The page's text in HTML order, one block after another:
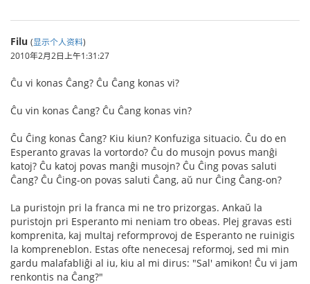
Filu (显示个人资料)
2010年2月2日上午1:31:27
Ĉu vi konas Ĉang? Ĉu Ĉang konas vi?
Ĉu vin konas Ĉang? Ĉu Ĉang konas vin?
Ĉu Ĉing konas Ĉang? Kiu kiun? Konfuziga situacio. Ĉu do en
Esperanto gravas la vortordo? Ĉu do musojn povus manĝi
katoj? Ĉu katoj povas manĝi musojn? Ĉu Ĉing povas saluti
Ĉang? Ĉu Ĉing-on povas saluti Ĉang, aŭ nur Ĉing Ĉang-on?
La puristojn pri la franca mi ne tro prizorgas. Ankaŭ la
puristojn pri Esperanto mi neniam tro obeas. Plej gravas esti
komprenita, kaj multaj reformprovoj de Esperanto ne ruinigis
la kompreneblon. Estas ofte nenecesaj reformoj, sed mi min
gardu malafabliĝi al iu, kiu al mi dirus: "Sal' amikon! Ĉu vi jam
renkontis na Ĉang?"